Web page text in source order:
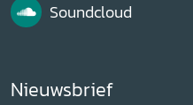
Soundcloud
Nieuwsbrief